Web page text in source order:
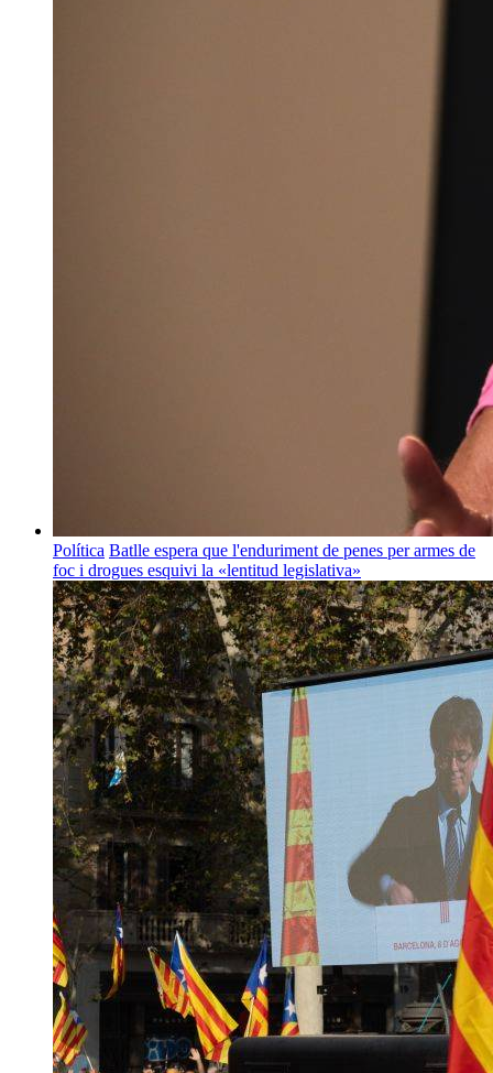
Política Batlle espera que l'enduriment de penes per armes de
foc i drogues esquivi la «lentitud legislativa»